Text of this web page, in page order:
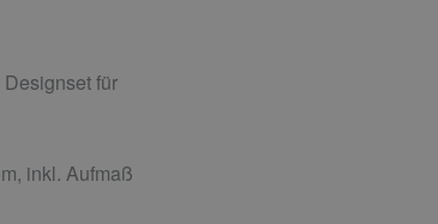
für
inkl. Aufmaß